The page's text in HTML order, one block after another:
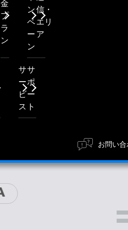
イックスタート、お願いとご注
品に同梱するクイックスタート
購入していただいたお客さまを
さま以外からのお問い合わせに
れている取扱説明書の製品が、
または利用できなかったことに
とえそのような損害の発生や第
は携帯電話製造メーカーに帰属
著作権法上禁止されています。
金
プ
ラ
ン
ン
ペ
ー
ン
信・
エリ
ア
サ
ー
ビ
ス
サ
ポ
ー
ト
お問い